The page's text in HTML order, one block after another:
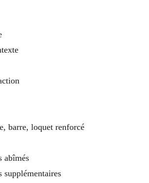
barre, loquet renforcé
abîmés